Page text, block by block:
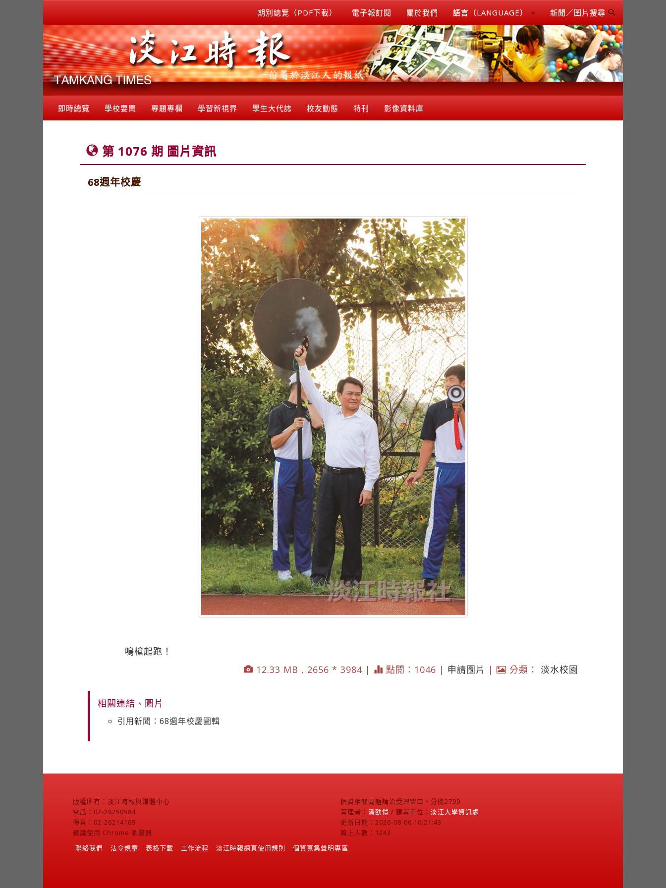
期別總覽（PDF下載） 電子報訂閱 關於我們 語言（LANGUAGE） 新聞／圖片搜尋
即時總覽 學校要聞 專題專欄 學習新視界 學生大代誌 校友動態 特刊 影像資料庫
第 1076 期 圖片資訊
68週年校慶
鳴槍起跑！
12.33 MB , 2656 * 3984 |
點閱：1046 | 申請圖片 | 分類： 淡水校園
相關連結、圖片
引用新聞：68週年校慶圖輯
版權所有：淡江時報與媒體中心
電話：02-26250584
傳真：02-26214169
建議使用 Chrome 瀏覽器
個資相關問題請洽受理窗口，分機2799
管理者： 潘劭愷 / 建置單位： 淡江大學資訊處
更新日期：2026-08-06 10:21:43
線上人數：1243
聯絡我們
法令規章 表格下載 工作流程 淡江時報網頁使用規則 個資蒐集聲明專區